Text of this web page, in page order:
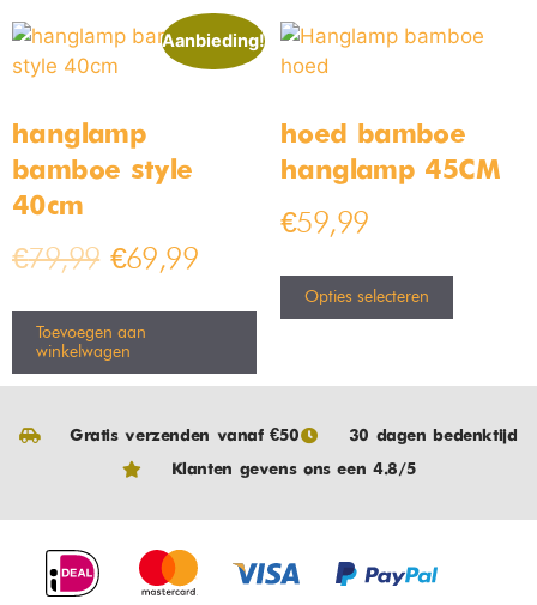
Aanbieding!
hanglamp
bamboe style
40cm
€79,99 €69,99
Toevoegen aan
winkelwagen
hoed bamboe
hanglamp 45CM
€59,99
Opties selecteren
Gratis verzenden vanaf €50
30 dagen bedenktijd
Klanten gevens ons een 4.8/5